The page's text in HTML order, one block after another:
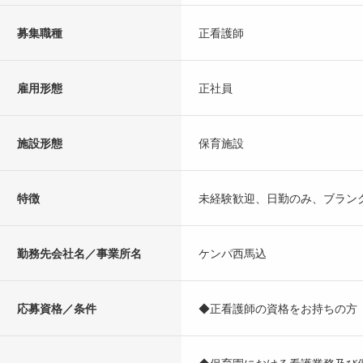
募集職種 正看護師
雇用形態 正社員
施設形態 保育施設
特徴 未経験歓迎、日勤のみ、ブラン
勤務先会社名／事業所名 ケンパ西馬込
応募資格／条件 ◆正看護師の資格をお持ちの方